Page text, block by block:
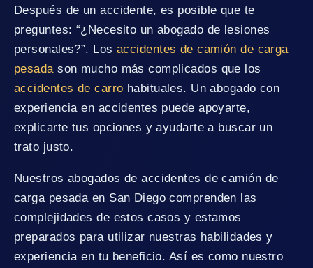
Después de un accidente, es posible que te
preguntes: “¿Necesito un abogado de lesiones
personales?”. Los accidentes de camión de carga
pesada son mucho más complicados que los
accidentes de carro habituales. Un abogado con
experiencia en accidentes puede apoyarte,
explicarte tus opciones y ayudarte a buscar un
trato justo.
Nuestros abogados de accidentes de camión de
carga pesada en San Diego comprenden las
complejidades de estos casos y estamos
preparados para utilizar nuestras habilidades y
experiencia en tu beneficio. Así es como nuestro